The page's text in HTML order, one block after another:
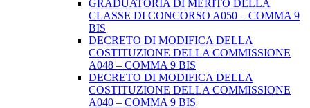
GRADUATORIA DI MERITO DELLA
CLASSE DI CONCORSO A050 – COMMA 9
BIS
DECRETO DI MODIFICA DELLA
COSTITUZIONE DELLA COMMISSIONE
A048 – COMMA 9 BIS
DECRETO DI MODIFICA DELLA
COSTITUZIONE DELLA COMMISSIONE
A040 – COMMA 9 BIS